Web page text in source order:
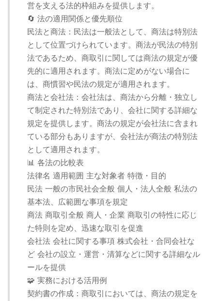
営を支える法的枠組みを提供します。
🔄 法の適用関係と優先順位
民法と商法：民法は一般法として、商法は特別法
として位置づけられています。商法が民法の特別
法であるため、商取引に関しては商法の規定が優
先的に適用されます。商法に定めがない場合に
は、商慣習や民法の規定が適用されます。
商法と会社法：会社法は、商法から分離・独立し
て制定された特別法であり、会社に関する詳細な
規定を提供します。商法の規定が会社法に含まれ
ている部分もありますが、会社法が商法の特別法
として適用されます。
📊 各法の比較表
法律名 適用範囲 主な対象者 特徴・目的
民法 一般の市民社会全般 個人・法人全般 私法の
基本法、広範囲な事項を規定
商法 商取引全般 商人・企業 商取引の特性に応じ
た特則を定め、迅速な取引を促進
会社法 会社に関する事項 株式会社・合同会社な
ど 会社の設立・運営・清算などに関する詳細なル
ールを提供
🧩 実務における活用例
契約書の作成：商取引においては、商法の規定を